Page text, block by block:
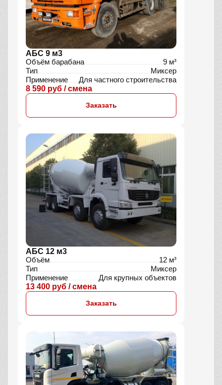
АБС 9 м3
Объём барабана
9 м³
Тип
Миксер
Применение
Для частного строительства
8 590 руб / смена
Заказать
АБС 12 м3
Объём
12 м³
Тип
Миксер
Применение
Для крупных объектов
13 400 руб / смена
Заказать